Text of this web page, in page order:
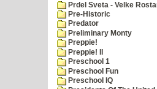
Prdel Sveta - Velke
Pre-Historic
Predator
Preliminary Monty
Preppie!
Preppie! II
Preschool 1
Preschool Fun
Preschool IQ